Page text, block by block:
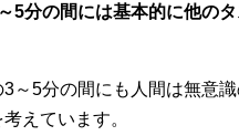
5分の間には基本的に他の
～5分の間にも人間は無意
えています。